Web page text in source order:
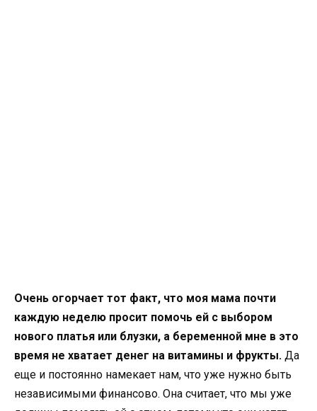
Очень огорчает тот факт, что моя мама почти
каждую неделю просит помочь ей с выбором
нового платья или блузки, а беременной мне в это
время не хватает денег на витамины и фрукты. Да
еще и постоянно намекает нам, что уже нужно быть
независимыми финансово. Она считает, что мы уже